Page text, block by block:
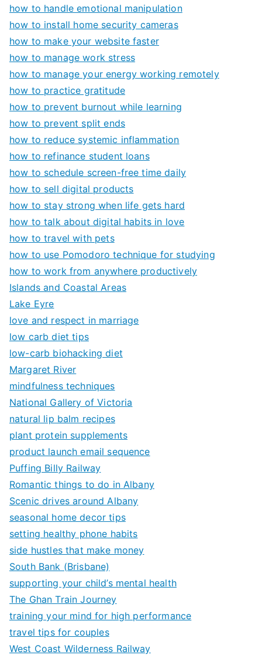
how to handle emotional manipulation
how to install home security cameras
how to make your website faster
how to manage work stress
how to manage your energy working remotely
how to practice gratitude
how to prevent burnout while learning
how to prevent split ends
how to reduce systemic inflammation
how to refinance student loans
how to schedule screen-free time daily
how to sell digital products
how to stay strong when life gets hard
how to talk about digital habits in love
how to travel with pets
how to use Pomodoro technique for studying
how to work from anywhere productively
Islands and Coastal Areas
Lake Eyre
love and respect in marriage
low carb diet tips
low-carb biohacking diet
Margaret River
mindfulness techniques
National Gallery of Victoria
natural lip balm recipes
plant protein supplements
product launch email sequence
Puffing Billy Railway
Romantic things to do in Albany
Scenic drives around Albany
seasonal home decor tips
setting healthy phone habits
side hustles that make money
South Bank (Brisbane)
supporting your child’s mental health
The Ghan Train Journey
training your mind for high performance
travel tips for couples
West Coast Wilderness Railway